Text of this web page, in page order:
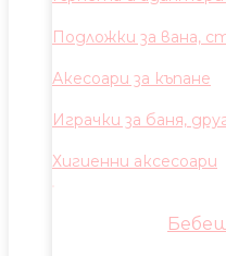
Подложки за вана,
Акесоари за къпане
Играчки за баня,
Хигиенни аксесоари